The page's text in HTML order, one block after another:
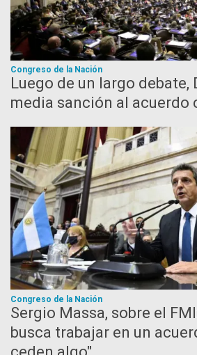
Congreso de la Nación
Luego de un largo debate,
media sanción al acuerdo
Congreso de la Nación
Sergio Massa, sobre el
busca trabajar en un